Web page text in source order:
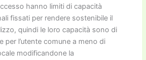
hanno limiti di capacità
fissati per rendere sostenibile il
quindi le loro capacità sono di
per l’utente comune a meno di
modificandone la